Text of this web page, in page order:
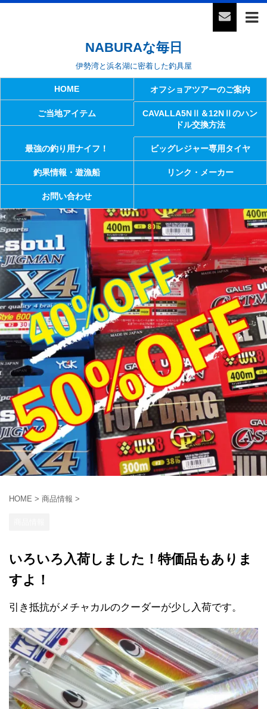
NABURAな毎日
伊勢湾と浜名湖に密着した釣具屋
HOME オフショアツアーのご案内
ご当地アイテム
CAVALLA5NⅡ＆12NⅡのハン
ドル交換方法
最強の釣り用ナイフ！ ビッグレジャー専用タイヤ
釣果情報・遊漁船 リンク・メーカー
お問い合わせ
HOME > 商品情報 >
いろいろ入荷しました！特価品もありま
すよ！
引き抵抗がメチャカルのクーダーが少し入荷です。